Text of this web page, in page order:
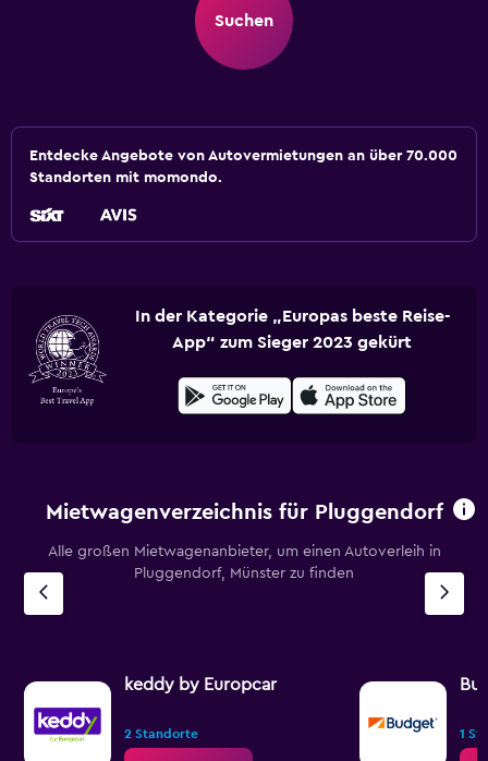
Suchen
Entdecke Angebote von Autovermietungen an über 70.000
Standorten mit momondo.
In der Kategorie „Europas beste Reise-
App“ zum Sieger 2023 gekürt
Mietwagenverzeichnis für Pluggendorf
Alle großen Mietwagenanbieter, um einen Autoverleih in
Pluggendorf, Münster zu finden
keddy by Europcar
2 Standorte 1